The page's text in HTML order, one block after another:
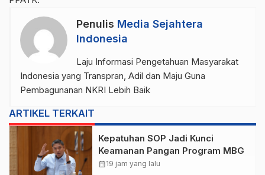
Penulis Media Sejahtera
Indonesia
Laju Informasi Pengetahuan Masyarakat
Indonesia yang Transpran, Adil dan Maju Guna
Pembagunanan NKRI Lebih Baik
ARTIKEL TERKAIT
Kepatuhan SOP Jadi Kunci
Keamanan Pangan Program MBG
calendar_month19 jam yang lalu